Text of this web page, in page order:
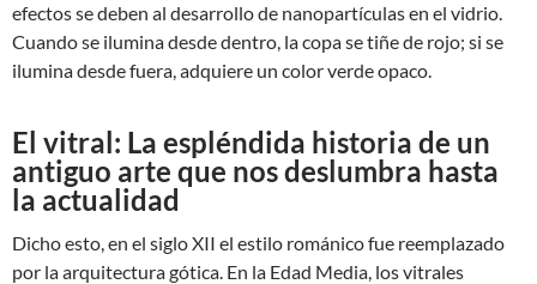
efectos se deben al desarrollo de nanopartículas en el vidrio.
Cuando se ilumina desde dentro, la copa se tiñe de rojo; si se
ilumina desde fuera, adquiere un color verde opaco.
El vitral: La espléndida historia de un
antiguo arte que nos deslumbra hasta
la actualidad
Dicho esto, en el siglo XII el estilo románico fue reemplazado
por la arquitectura gótica. En la Edad Media, los vitrales